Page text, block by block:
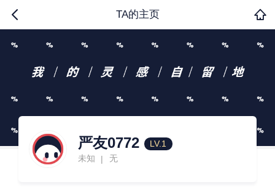
TA的主页
严友0772
LV.1
未知
| 无